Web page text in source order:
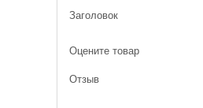
Заголовок
Оцените товар
Отзыв